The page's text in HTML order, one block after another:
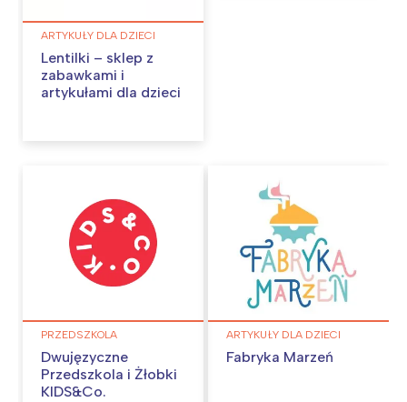
ARTYKUŁY DLA DZIECI
Lentilki – sklep z
zabawkami i
artykułami dla dzieci
PRZEDSZKOLA
Dwujęzyczne
Przedszkola i Żłobki
KIDS&Co.
ARTYKUŁY DLA DZIECI
Fabryka Marzeń